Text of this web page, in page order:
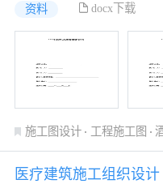
资料 docx下载
施工图设计 工程施工图
医疗建筑施工组织设计